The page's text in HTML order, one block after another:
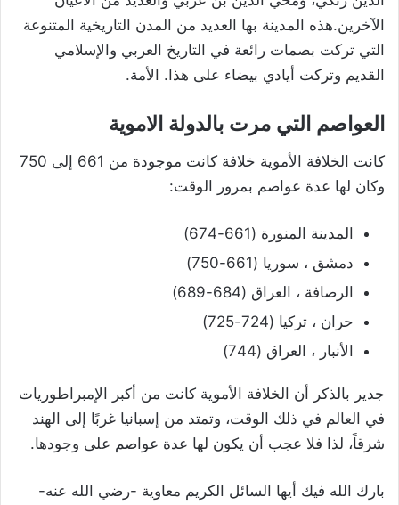
الآخرين.هذه المدينة بها العديد من المدن التاريخية المتنوعة
التي تركت بصمات رائعة في التاريخ العربي والإسلامي
القديم وتركت أيادي بيضاء على هذا. الأمة.
العواصم التي مرت بالدولة الاموية
كانت الخلافة الأموية خلافة كانت موجودة من 661 إلى 750
وكان لها عدة عواصم بمرور الوقت:
المدينة المنورة (661-674)
دمشق ، سوريا (661-750)
الرصافة ، العراق (684-689)
حران ، تركيا (724-725)
الأنبار ، العراق (744)
جدير بالذكر أن الخلافة الأموية كانت من أكبر الإمبراطوريات
في العالم في ذلك الوقت، وتمتد من إسبانيا غربًا إلى الهند
شرقاً، لذا فلا عجب أن يكون لها عدة عواصم على وجودها.
بارك الله فيك أيها السائل الكريم معاوية -رضي الله عنه-